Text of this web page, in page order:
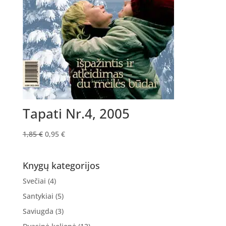
Tapati Nr.4, 2005
1,85€ Original
1,85 €.
0,95 €Current
0,95 €.
Knygų kategorijos
Svečiai (4)
Santykiai (5)
Saviugda (3)